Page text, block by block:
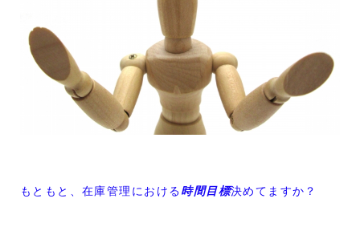
もともと、在庫管理における時間目標決めてますか？